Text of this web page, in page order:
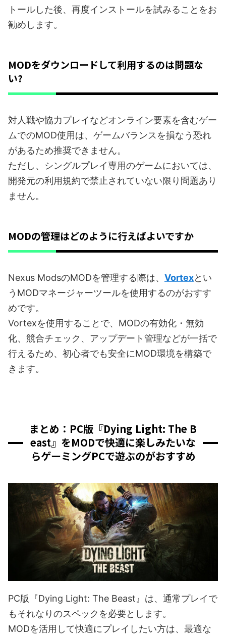
トールした後、再度インストールを試みることをお
勧めします。
MODをダウンロードして利用するのは問題な
い?
対人戦や協力プレイなどオンライン要素を含むゲー
ムでのMOD使用は、ゲームバランスを損なう恐れ
があるため推奨できません。
ただし、シングルプレイ専用のゲームにおいては、
開発元の利用規約で禁止されていない限り問題あり
ません。
MODの管理はどのように行えばよいですか
Nexus ModsのMODを管理する際は、 Vortexとい
うMODマネージャーツールを使用するのがおすす
めです。
Vortexを使用することで、MODの有効化・無効
化、競合チェック、アップデート管理などが一括で
行えるため、初心者でも安全にMOD環境を構築で
きます。
まとめ：PC版『Dying Light: The B
east』をMODで快適に楽しみたいな
らゲーミングPCで遊ぶのがおすすめ
PC版『Dying Light: The Beast』は、通常プレイで
もそれなりのスペックを必要とします。
MODを活用して快適にプレイしたい方は、最適な